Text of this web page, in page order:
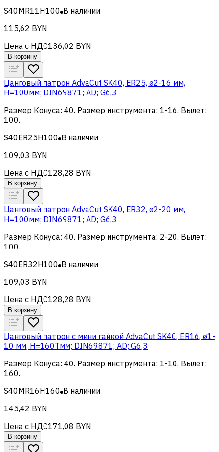
S40MR11H100 В наличии
115,62 BYN
Цена с НДС136,02 BYN
В корзину
Цанговый патрон AdvaCut SK40, ER25, ø2-16 мм,
H=100мм; DIN69871; AD; G6,3
Размер Конуса: 40. Размер инструмента: 1-16. Вылет:
100.
S40ER25H100 В наличии
109,03 BYN
Цена с НДС128,28 BYN
В корзину
Цанговый патрон AdvaCut SK40, ER32, ø2-20 мм,
H=100мм; DIN69871; AD; G6,3
Размер Конуса: 40. Размер инструмента: 2-20. Вылет:
100.
S40ER32H100 В наличии
109,03 BYN
Цена с НДС128,28 BYN
В корзину
Цанговый патрон c мини гайкой AdvaCut SK40, ER16, ø1-
10 мм, H=160Tмм; DIN69871; AD; G6,3
Размер Конуса: 40. Размер инструмента: 1-10. Вылет:
160.
S40MR16H160 В наличии
145,42 BYN
Цена с НДС171,08 BYN
В корзину